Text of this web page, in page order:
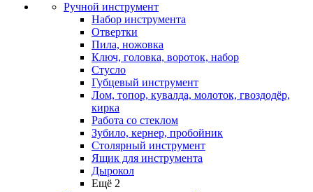
Ручной инструмент
Набор инструмента
Отвертки
Пила, ножовка
Ключ, головка, вороток, набор
Стусло
Губцевый инструмент
Лом, топор, кувалда, молоток, гвоздодёр,
кирка
Работа со стеклом
Зубило, кернер, пробойник
Столярный инструмент
Ящик для инструмента
Дырокол
Ещё 2